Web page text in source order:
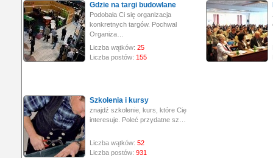
Gdzie na targi budowlane
Podobała Ci się organizacja
konkretnych targów. Pochwal
Organiza…
Liczba wątków: 25
Liczba postów: 155
Szkolenia i kursy
znajdź szkolenie, kurs, które Cię
interesuje. Poleć przydatne sz…
Liczba wątków: 52
Liczba postów: 931